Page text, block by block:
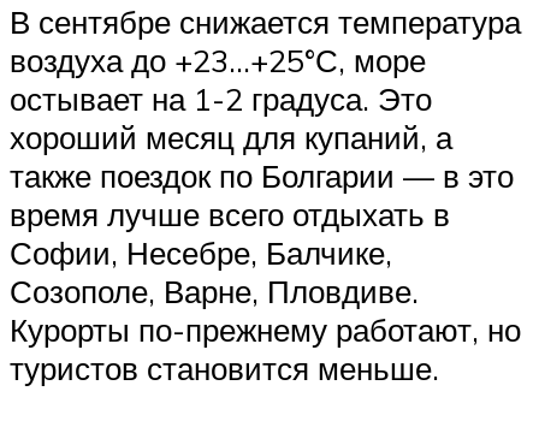
В сентябре снижается температура
воздуха до +23…+25°С, море
остывает на 1-2 градуса. Это
хороший месяц для купаний, а
также поездок по Болгарии — в это
время лучше всего отдыхать в
Софии, Несебре, Балчике,
Созополе, Варне, Пловдиве.
Курорты по-прежнему работают, но
туристов становится меньше.